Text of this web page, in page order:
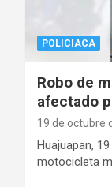
POLICIACA
Robo de
afectado
19 de octubre
Huajuapan,
motocicleta